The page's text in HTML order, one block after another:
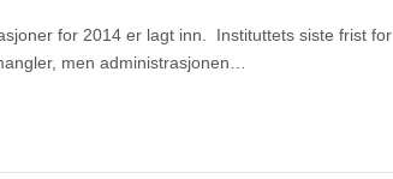
for 2014 er lagt inn. Instituttets siste frist for
men administrasjonen…